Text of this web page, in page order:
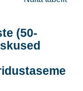
(50-